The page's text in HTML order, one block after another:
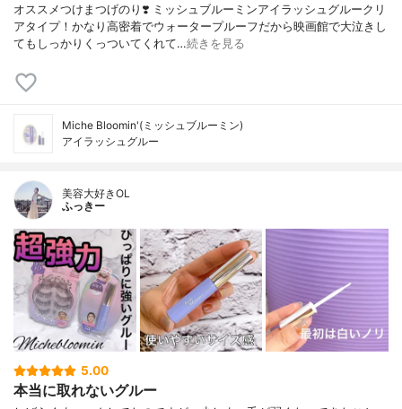
オススメつけまつげのり❣️ ミッシュブルーミンアイラッシュグルークリ
アタイプ！かなり高密着でウォータープルーフだから映画館で大泣きし
てもしっかりくっついてくれて…続きを見る
Miche Bloomin'(ミッシュブルーミン)
アイラッシュグルー
美容大好きOL
ふっきー
5.00
本当に取れないグルー